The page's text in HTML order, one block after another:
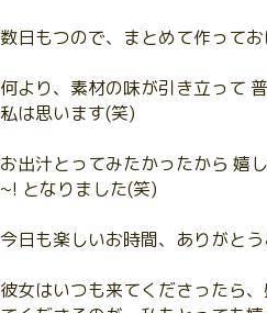
数日もつので、まとめて作ってお
何より、素材の味が引き立って
私は思います(笑)
お出汁とってみたかったから 嬉
~! となりました(笑)
今日も楽しいお時間、ありがと
彼女はいつも来てくださったら